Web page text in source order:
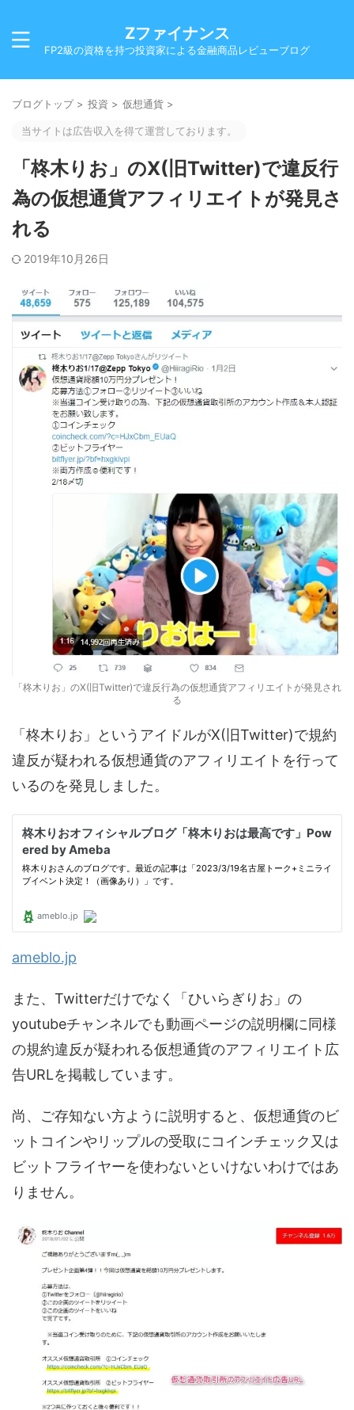
Zファイナンス
FP2級の資格を持つ投資家による金融商品レビューブログ
ブログトップ > 投資 > 仮想通貨 >
当サイトは広告収入を得て運営しております。
「柊木りお」のX(旧Twitter)で違反行
為の仮想通貨アフィリエイトが発見さ
れる
2019年10月26日
「柊木りお」のX(旧Twitter)で違反行為の仮想通貨アフィリエイトが発見され
る
「柊木りお」というアイドルがX(旧Twitter)で規約
違反が疑われる仮想通貨のアフィリエイトを行って
いるのを発見しました。
ameblo.jp
また、Twitterだけでなく「ひいらぎりお」の
youtubeチャンネルでも動画ページの説明欄に同様
の規約違反が疑われる仮想通貨のアフィリエイト広
告URLを掲載しています。
尚、ご存知ない方ように説明すると、仮想通貨のビ
ットコインやリップルの受取にコインチェック又は
ビットフライヤーを使わないといけないわけではあ
りません。